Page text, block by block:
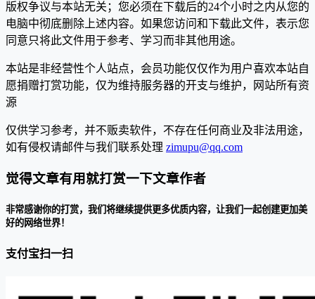
版权争议与本站无关；您必须在下载后的24个小时之内从您的
电脑中彻底删除上述内容。如果您访问和下载此文件，表示您
同意只将此文件用于参考、学习而非其他用途。
本站是非经营性个人站点，会员功能仅仅作为用户喜欢本站自
愿捐赠打赏功能，仅为维持服务器的开支与维护，网站所有资
源
仅供学习参考，并不贩卖软件，不存在任何商业及非法用途，
如有侵权请邮件与我们联系处理 zimupu@qq.com
觉得文章有用就打赏一下文章作者
非常感谢你的打赏，我们将继续提供更多优质内容，让我们一起创建更加美
好的网络世界！
支付宝扫一扫